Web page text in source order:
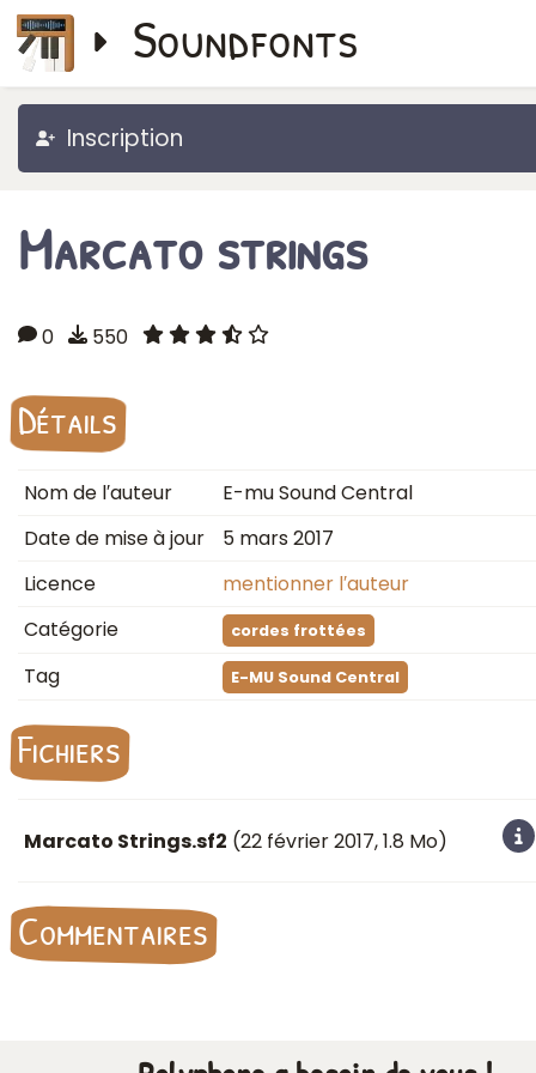
Soundfonts
Inscription
Marcato strings
0 550
Détails
Nom de l′auteur
E-mu Sound Central
Date de mise à jour
5 mars 2017
Licence
mentionner l′auteur
Catégorie
cordes frottées
Tag E-MU Sound Central
Fichiers
Marcato Strings.sf2 (22 février 2017, 1.8 Mo)
Commentaires